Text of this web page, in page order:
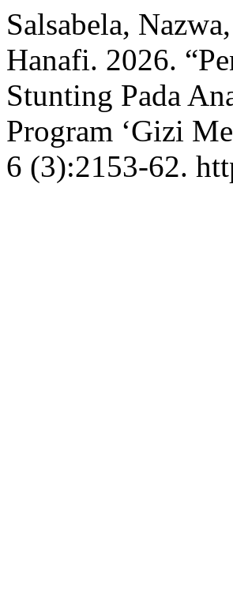
Salsabela,
Hanafi. 2026.
Stunting Pada
Program ‘Gizi
6 (3):2153-62.